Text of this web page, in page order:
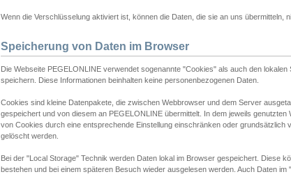
Wenn die Verschlüsselung aktiviert ist, können die Daten, die sie an uns übermitteln,
Speicherung von Daten im Browser
Die Webseite PEGELONLINE verwendet sogenannte "Cookies" als auch den
speichern. Diese Informationen beinhalten keine personenbezogenen Daten.
Cookies sind kleine Datenpakete, die zwischen Webbrowser und dem Server
gespeichert und von diesem an PEGELONLINE übermittelt. In dem jeweils
von Cookies durch eine entsprechende Einstellung einschränken oder
gelöscht werden.
Bei der "Local Storage" Technik werden Daten lokal im Browser gespeichert. Diese
bestehen und bei einem späteren Besuch wieder ausgelesen werden. Auch Daten